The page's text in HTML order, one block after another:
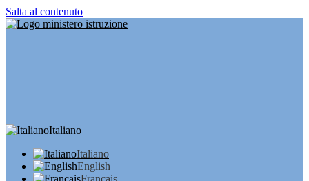
Salta al contenuto
Italiano
Italiano
English
Français